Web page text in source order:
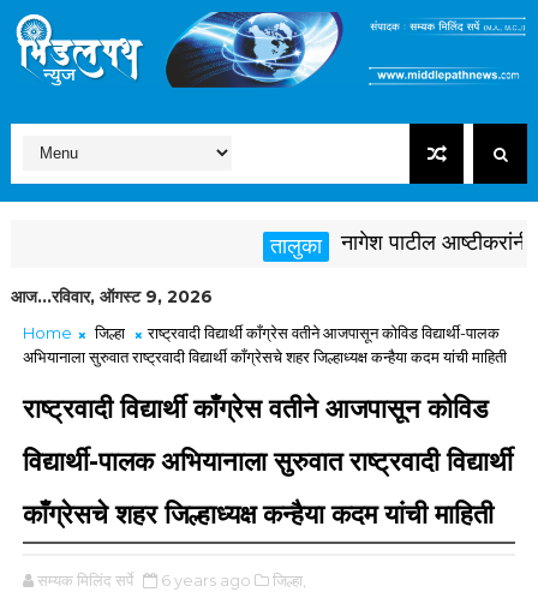
तालुका नागेश पाटील आष्टीकरांनी
आज...रविवार, ऑगस्ट 9, 2026
Home जिल्हा
राष्ट्रवादी विद्यार्थी काँग्रेस वतीने आजपासून कोविड विद्यार्थी-पालक
अभियानाला सुरुवात राष्ट्रवादी विद्यार्थी काँग्रेसचे शहर जिल्हाध्यक्ष कन्हैया कदम यांची माहिती
राष्ट्रवादी विद्यार्थी काँग्रेस वतीने आजपासून कोविड
विद्यार्थी-पालक अभियानाला सुरुवात राष्ट्रवादी विद्यार्थी
काँग्रेसचे शहर जिल्हाध्यक्ष कन्हैया कदम यांची माहिती
सम्यक मिलिंद सर्पे 6 years ago जिल्हा,